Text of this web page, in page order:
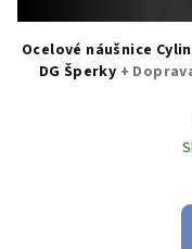
Ocelové náušnice
DG Šperky +